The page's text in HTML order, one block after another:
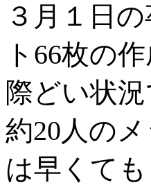
３月１日
ト66枚の
際どい状
約20人の
は早くて